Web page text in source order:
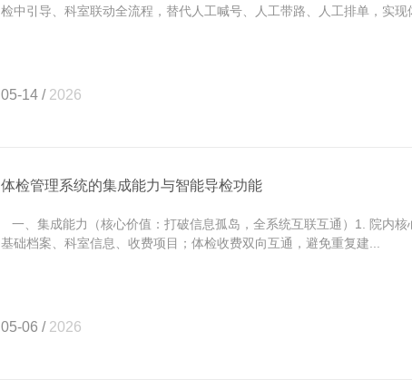
检中引导、科室联动全流程，替代人工喊号、人工带路、人工排单，实现
05-14 /2026
体检管理系统的集成能力与智能导检功能
一、集成能力（核心价值：打破信息孤岛，全系统互联互通）1. 院内
基础档案、科室信息、收费项目；体检收费双向互通，避免重复建...
05-06 /2026